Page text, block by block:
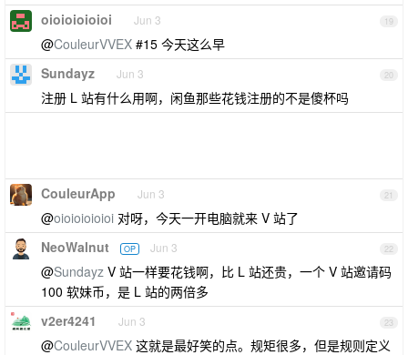
19
oioioioioioi Jun 3
@CouleurVVEX #15 今天这么早
20
Sundayz Jun 3
注册 L 站有什么用啊，闲鱼那些花钱注册的不是傻杯吗
21
CouleurApp Jun 3
@oioioioioioi 对呀，今天一开电脑就来 V 站了
22
NeoWalnut OP Jun 3
@Sundayz V 站一样要花钱啊，比 L 站还贵，一个 V 站邀请码
100 软妹币，是 L 站的两倍多
23
v2er4241 Jun 3
@CouleurVVEX 这就是最好笑的点。规矩很多，但是规则定义